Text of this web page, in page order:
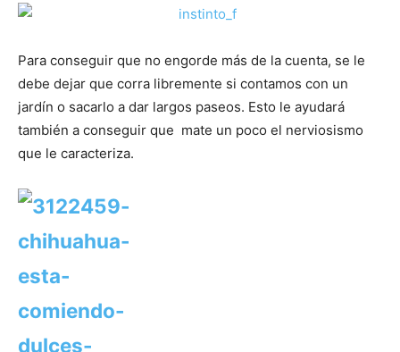
Para conseguir que no engorde más de la cuenta, se le
debe dejar que corra libremente si contamos con un
jardín o sacarlo a dar largos paseos. Esto le ayudará
también a conseguir que mate un poco el nerviosismo
que le caracteriza.